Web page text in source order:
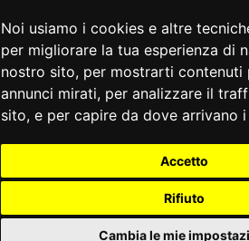
Noi usiamo i cookies e altre
per migliorare la tua esperienza di
nostro sito, per mostrarti contenuti
annunci mirati, per analizzare il
sito, e per capire da dove arrivano
Accetto
Rifiuto
Cambia le mie